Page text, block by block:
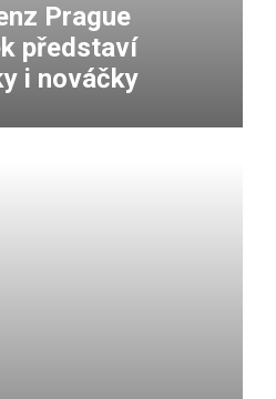
Prague
představí
i nováčky